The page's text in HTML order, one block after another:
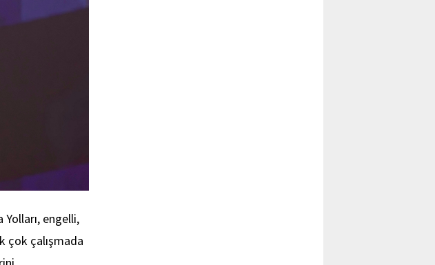
engelli,
çok çalışmada